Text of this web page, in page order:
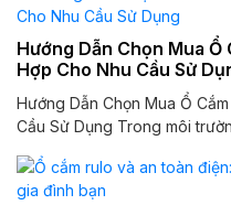
Hướng Dẫn Chọn Mua Ổ
Hợp Cho Nhu Cầu Sử
Hướng Dẫn Chọn Mua Ổ
Cầu Sử Dụng Trong môi